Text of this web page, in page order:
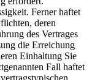
Ferner haftet
deren
des Vertrages
die Erreichung
Einhaltung Sie
Fall haftet